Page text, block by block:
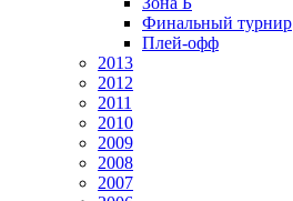
Финальный турнир
Плей-офф
2013
2012
2011
2010
2009
2008
2007